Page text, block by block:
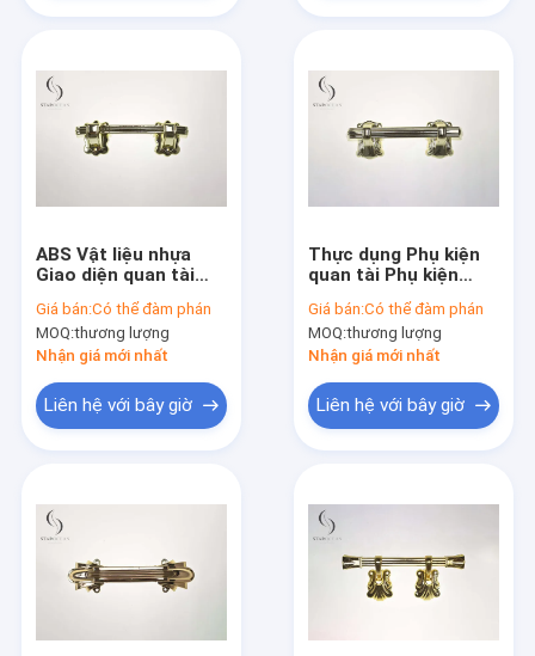
Về chúng tôi
ABS Vật liệu nhựa
Giao diện quan tài
trí tốt cho quan tài
P9005
Giá bán:Có thể đàm phán
MOQ:thương lượng
Nhận giá mới nhất
Liên hệ với bây giờ
Thực dụng Phụ kiện
quan tài Phụ kiện
trọng lượng nâng lớn
P9005-A
Giá bán:Có thể đàm phán
MOQ:thương lượng
Nhận giá mới nhất
Liên hệ với bây giờ